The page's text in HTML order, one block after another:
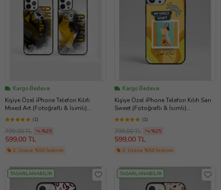
Kargo Bedava
Kişiye Özel iPhone Telefon Kılıfı
Mixed Art (Fotoğraflı & İsimli)
11/13/14/14Pro/14ProMax/15/15Pro/1
5ProMax/16/16E/16Plus/16Pro/16Pro
Max/17/17Air/17Pro/17ProMax
(1)
799,00 TL %25
599,00 TL
2. Ürüne %50 İndirim
Kargo Bedava
Kişiye Özel iPhone Telefon Kılıfı Sarı
Sweet (Fotoğraflı & İsimli)
11/13/14/14Pro/14ProMax/15/15Pro/1
5ProMax/16/16E/16Plus/16Pro/16Pro
Max/17/17Air/17Pro/17ProMax
(1)
799,00 TL %25
599,00 TL
2. Ürüne %50 İndirim
TASARLANABİLİR TASARLANABİLİR